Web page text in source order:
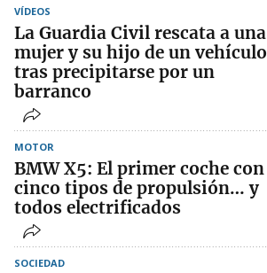
VÍDEOS
La Guardia Civil rescata a una
mujer y su hijo de un vehículo
tras precipitarse por un
barranco
MOTOR
BMW X5: El primer coche con
cinco tipos de propulsión… y
todos electrificados
SOCIEDAD